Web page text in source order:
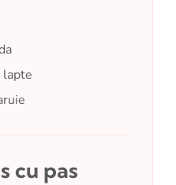
lapte
cu pas